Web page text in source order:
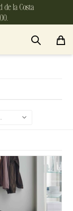
Recomendados